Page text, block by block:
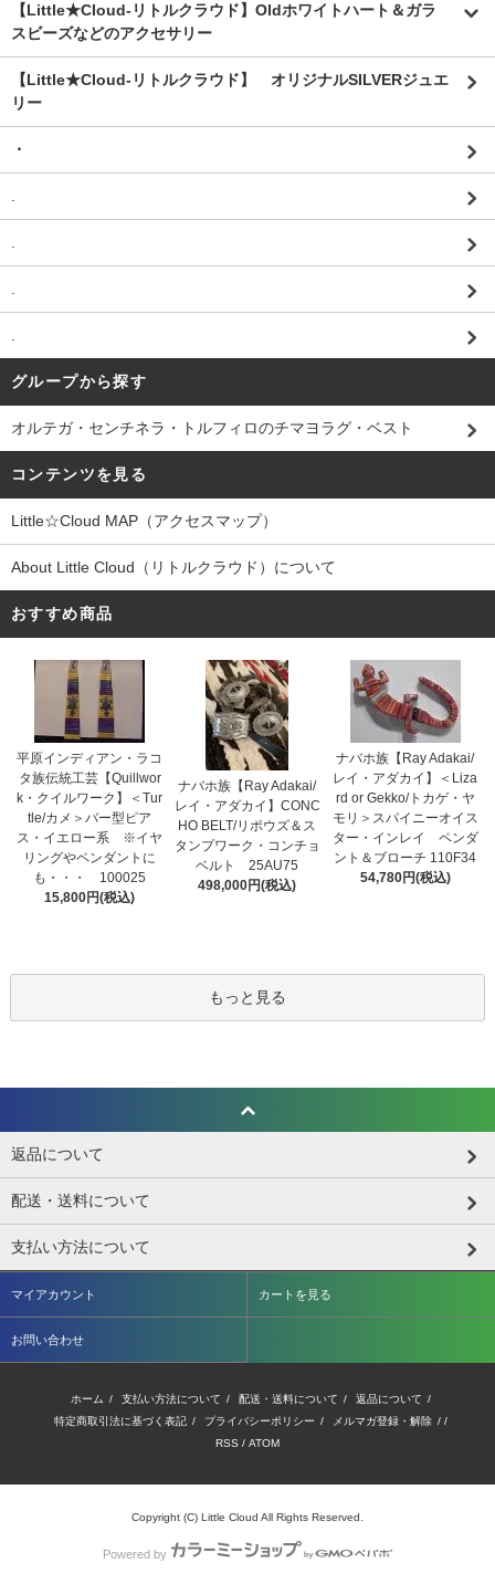
【Little★Cloud-リトルクラウド】Oldホワイトハート＆ガラ
スビーズなどのアクセサリー
【Little★Cloud-リトルクラウド】 オリジナルSILVERジュエ
リー
・
グループから探す
オルテガ・センチネラ・トルフィロのチマヨラグ・ベスト
コンテンツを見る
Little☆Cloud MAP（アクセスマップ）
About Little Cloud（リトルクラウド）について
おすすめ商品
平原インディアン・ラコ
タ族伝統工芸【Quillwor
k・クイルワーク】＜Tur
tle/カメ＞バー型ピア
ス・イエロー系 ※イヤ
リングやペンダントに
も・・・ 100025
15,800円(税込)
ナバホ族【Ray Adakai/
レイ・アダカイ】CONC
HO BELT/リポウズ＆ス
タンプワーク・コンチョ
ベルト 25AU75
498,000円(税込)
ナバホ族【Ray Adakai/
レイ・アダカイ】＜Liza
rd or Gekko/トカゲ・ヤ
モリ＞スパイニーオイス
ター・インレイ ペンダ
ント＆ブローチ 110F34
54,780円(税込)
もっと見る
返品について
配送・送料について
支払い方法について
マイアカウント カートを見る
お問い合わせ
ホーム / 支払い方法について / 配送・送料について / 返品について /
特定商取引法に基づく表記 / プライバシーポリシー / メルマガ登録・解除 / /
RSS / ATOM
Copyright (C) Little Cloud All Rights Reserved.
Powered by